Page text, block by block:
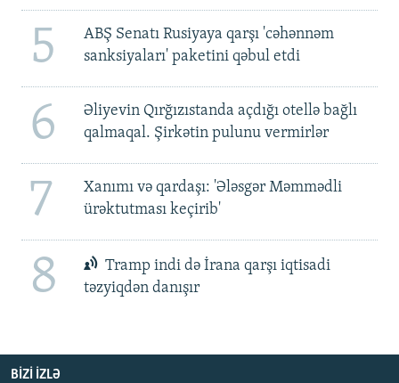
5
ABŞ Senatı Rusiyaya qarşı 'cəhənnəm
sanksiyaları' paketini qəbul etdi
6
Əliyevin Qırğızıstanda açdığı otellə bağlı
qalmaqal. Şirkətin pulunu vermirlər
7
Xanımı və qardaşı: 'Ələsgər Məmmədli
ürəktutması keçirib'
8
Tramp indi də İrana qarşı iqtisadi
təzyiqdən danışır
BIZI IZLƏ